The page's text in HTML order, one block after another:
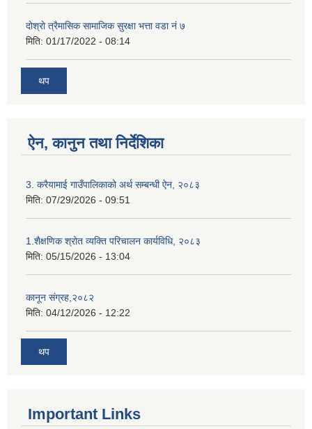
दोश्रो त्रैमासिक सामाजिक सुरक्षा भत्ता वडा नं ७
मिति: 01/17/2022 - 08:14
थप
ऐन, कानुन तथा निर्देशिका
3. करैयामाई गाउँपालिकाको अर्थ सम्बन्धी ऐन, २०८३
मिति: 07/29/2026 - 09:51
1.शैक्षणिक श्रोत व्यक्ति परिचालन कार्यविधि, २०८३
मिति: 05/15/2026 - 13:04
कानून संग्रह,२०८२
मिति: 04/12/2026 - 12:22
थप
Important Links